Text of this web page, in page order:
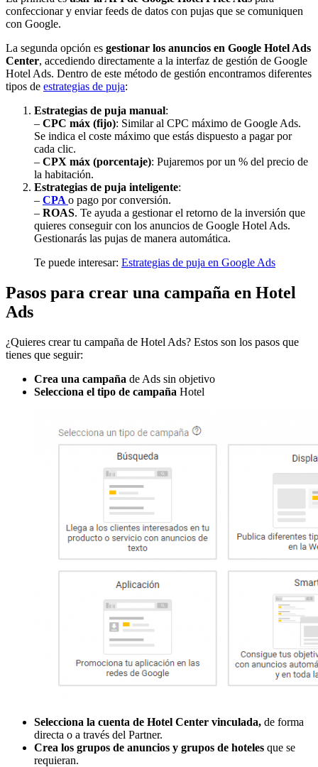
confeccionar y enviar feeds de datos con pujas que se comuniquen
con Google.
La segunda opción es gestionar los anuncios en Google Hotel Ads
Center, accediendo directamente a la interfaz de gestión de Google
Hotel Ads. Dentro de este método de gestión encontramos diferentes
tipos de estrategias de puja:
Estrategias de puja manual:
– CPC máx (fijo): Similar al CPC máximo de Google Ads.
Se indica el coste máximo que estás dispuesto a pagar por
cada clic.
– CPX máx (porcentaje): Pujaremos por un % del precio de
la habitación.
Estrategias de puja inteligente:
– CPA o pago por conversión.
– ROAS. Te ayuda a gestionar el retorno de la inversión que
quieres conseguir con los anuncios de Google Hotel Ads.
Gestionarás las pujas de manera automática.
Te puede interesar: Estrategias de puja en Google Ads
Pasos para crear una campaña en Hotel
Ads
¿Quieres crear tu campaña de Hotel Ads? Estos son los pasos que
tienes que seguir:
Crea una campaña de Ads sin objetivo
Selecciona el tipo de campaña Hotel
Selecciona la cuenta de Hotel Center vinculada, de forma
directa o a través del Partner.
Crea los grupos de anuncios y grupos de hoteles que se
requieran.